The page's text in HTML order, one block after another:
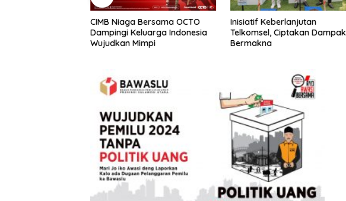
CIMB Niaga Bersama OCTO
Dampingi Keluarga Indonesia
Wujudkan Mimpi
Inisiatif Keberlanjutan
Telkomsel, Ciptakan Dampak
Bermakna